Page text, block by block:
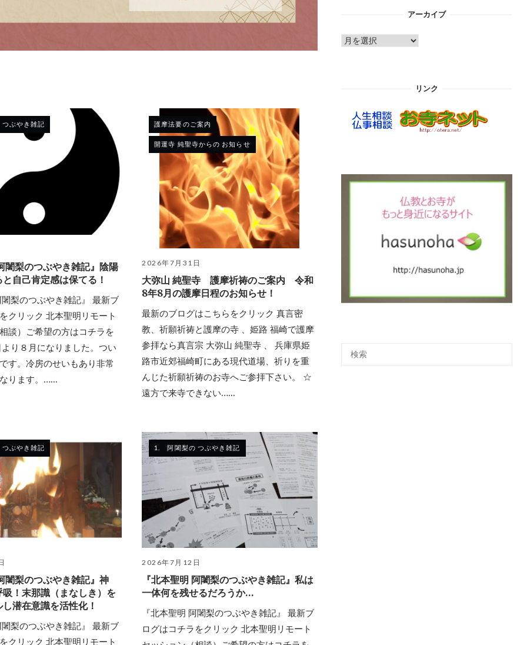
ぶやき雑記
闍梨のつぶやき雑記』陰陽
自己肯定感は保てる！
梨のつぶやき雑記』 最新ブ
クリック 北本聖明リモート
談）ご希望の方はコチラを
り８月になりました。つい
す。冷房のせいもあり非常
ります。…...
護摩法要のご案内
開運寺 純聖寺からの お知らせ
2026年7月31日
大弥山 純聖寺 護摩祈祷のご案内 令和
8年8月の護摩日程のお知らせ！
最新のブログはこちらをクリック 真言密
教、祈願祈祷と護摩の寺 、姫路 福崎で護摩
参拝なら真言宗 大弥山 純聖寺 、 兵庫県姫
路市近郊福崎町にある現代道場、祈りを重
んじた祈願祈祷のお寺へご参拝下さい。 ☆
遠方で来寺できない…...
ぶやき雑記
闍梨のつぶやき雑記』神
！末那識（まなしき）を
潜在意識を活性化！
梨のつぶやき雑記』 最新ブ
クリック 北本聖明リモート
1. 阿闍梨の つぶやき雑記
2026年7月12日
『北本聖明 阿闍梨のつぶやき雑記』私は
一体何を残せるだろうか…
『北本聖明 阿闍梨のつぶやき雑記』 最新ブ
ログはコチラをクリック 北本聖明リモート
アーカイブ
ア
リンク